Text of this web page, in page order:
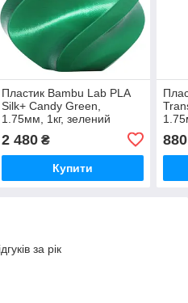
Пластик Bambu Lab PLA
Silk+ Candy Green,
1.75мм, 1кг, зелений
2 480₴
Купити
880
за рік